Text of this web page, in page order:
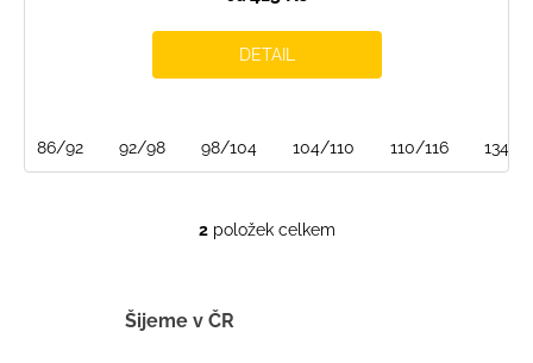
DETAIL
86/92 92/98 98/104 104/110 110/116 134/
O
2položek celkem
Šijeme v ČR